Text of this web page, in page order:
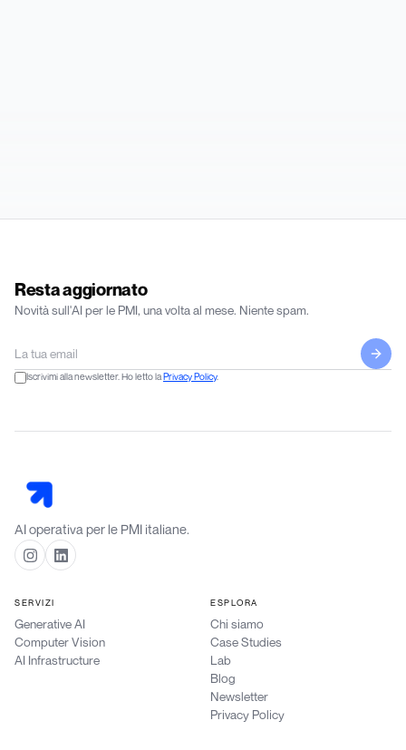
Resta aggiornato
Novità sull'AI per le PMI, una volta al mese. Niente spam.
Iscrivimi alla newsletter. Ho letto laPrivacy Policy.
AI operativa per le PMI italiane.
SERVIZI
Generative AI
Computer Vision
AI Infrastructure
ESPLORA
Chi siamo
Case Studies
Lab
Blog
Newsletter
Privacy Policy